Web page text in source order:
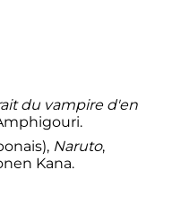
du vampire d'en
Naruto,
Kana.